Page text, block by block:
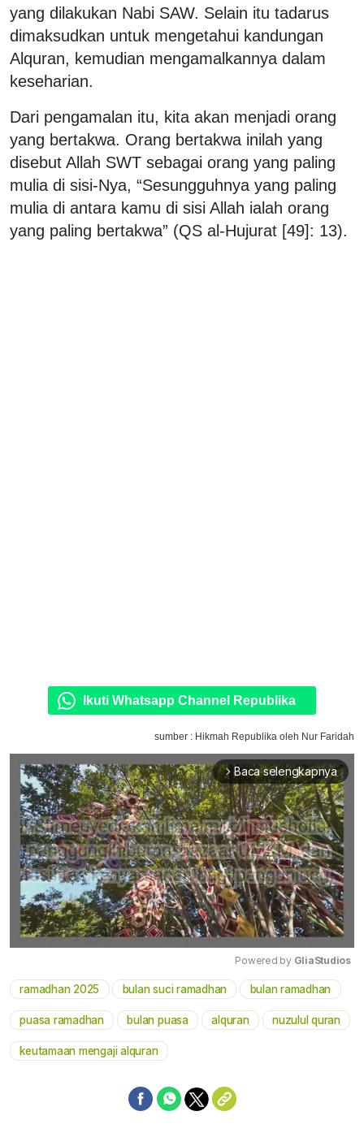
yang dilakukan Nabi SAW. Selain itu tadarus
dimaksudkan untuk mengetahui kandungan
Alquran, kemudian mengamalkannya dalam
keseharian.
Dari pengamalan itu, kita akan menjadi orang
yang bertakwa. Orang bertakwa inilah yang
disebut Allah SWT sebagai orang yang paling
mulia di sisi-Nya, “Sesungguhnya yang paling
mulia di antara kamu di sisi Allah ialah orang
yang paling bertakwa” (QS al-Hujurat [49]: 13).
Ikuti Whatsapp Channel Republika
sumber : Hikmah Republika oleh Nur Faridah
arrow_forward_ios Baca selengkapnya
Mute
Powered by GliaStudios
ramadhan 2025 bulan suci ramadhan bulan ramadhan
puasa ramadhan bulan puasa alquran nuzulul quran
keutamaan mengaji alquran